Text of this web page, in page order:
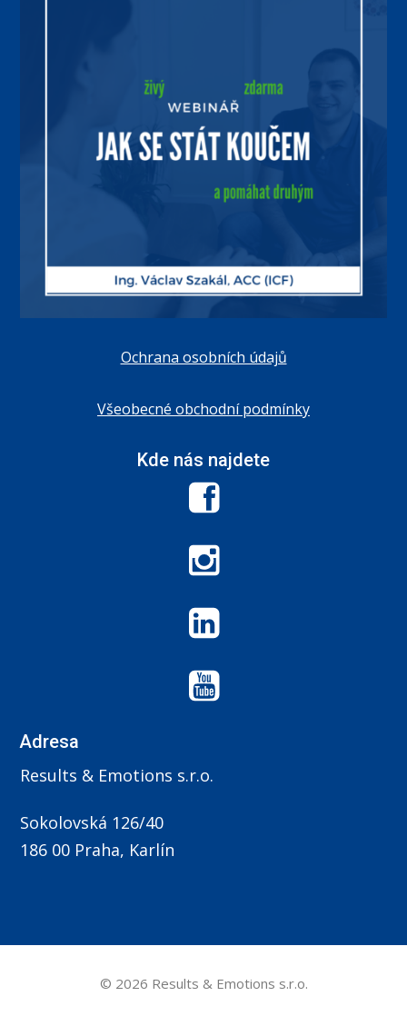
Ochrana osobních údajů
Všeobecné obchodní podmínky
Kde nás najdete
Adresa
Results & Emotions s.r.o.
Sokolovská 126/40
186 00 Praha, Karlín
© 2026 Results & Emotions s.r.o.